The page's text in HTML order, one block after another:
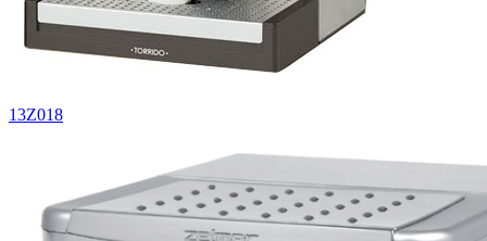
13Z018